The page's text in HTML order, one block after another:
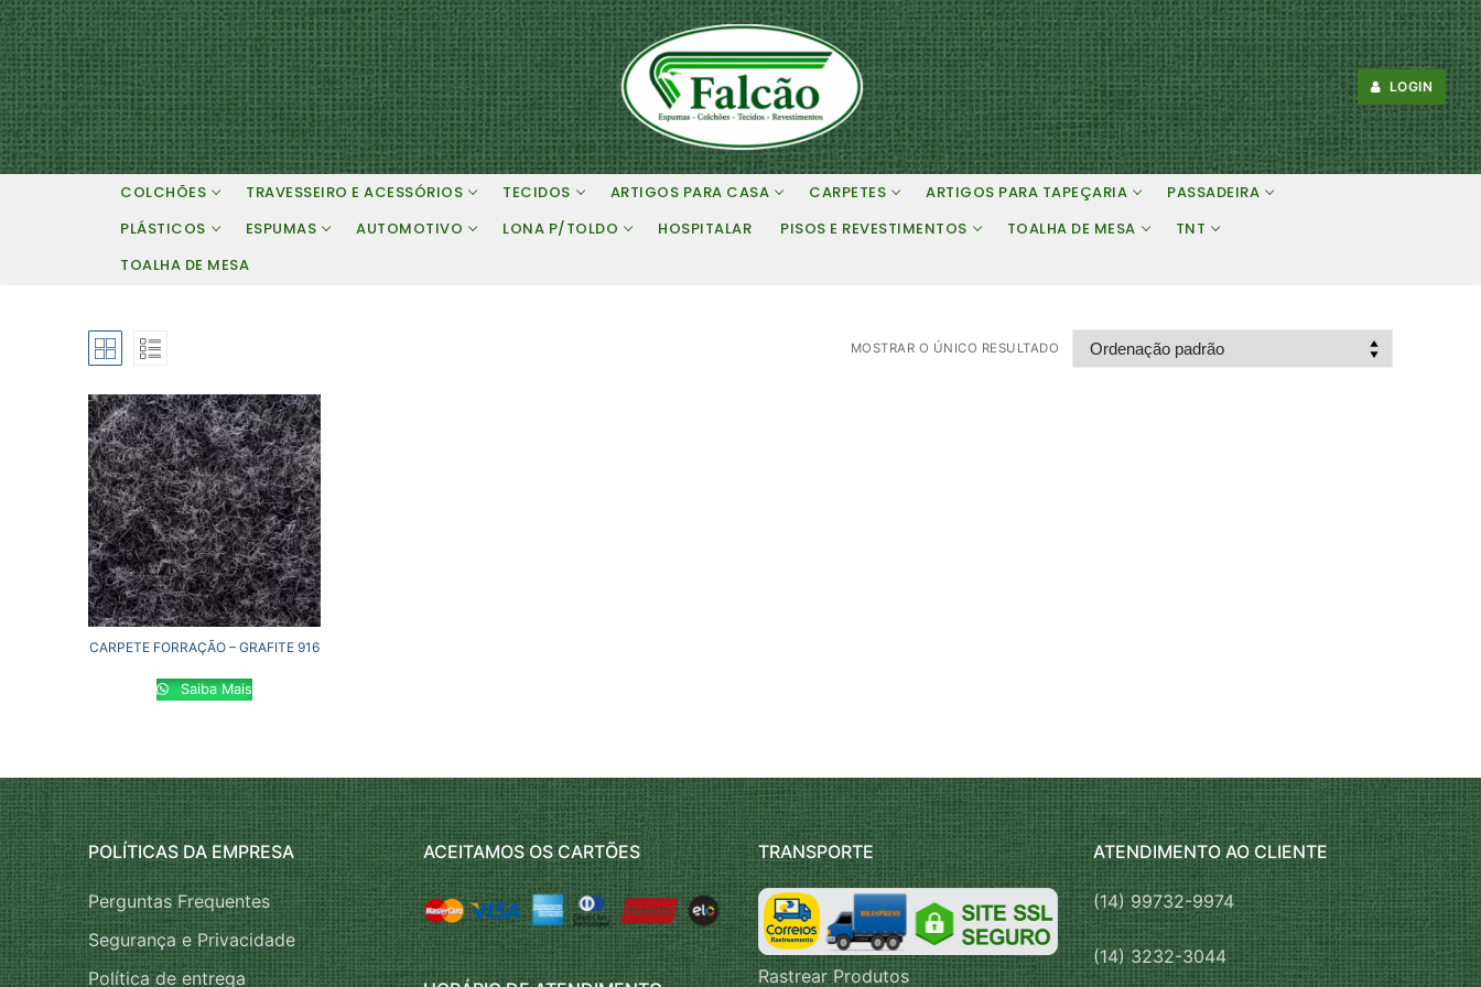
Pular
para
o
conteúdo
LOGIN
COLCHÕES TRAVESSEIRO E ACESSÓRIOS TECIDOS ARTIGOS PARA CASA CARPETES ARTIGOS PARA TAPEÇARIA
PASSADEIRA
PLÁSTICOS
ESPUMAS AUTOMOTIVO LONA P/TOLDO HOSPITALAR PISOS E REVESTIMENTOS TOALHA DE MESA
TNT
TOALHA DE MESA
MOSTRAR O ÚNICO RESULTADO
CARPETE FORRAÇÃO – GRAFITE 916
Saiba Mais
POLÍTICAS DA EMPRESA
Perguntas Frequentes
Segurança e Privacidade
Política de entrega
ACEITAMOS OS CARTÕES TRANSPORTE
Rastrear Produtos
ATENDIMENTO AO CLIENTE
(14) 99732-9974
(14) 3232-3044